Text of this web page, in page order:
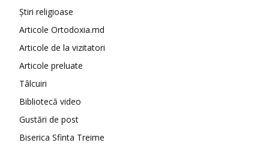
Știri religioase
Articole Ortodoxia.md
Articole de la vizitatori
Articole preluate
Tâlcuiri
Bibliotecă video
Gustări de post
Biserica Sfinta Treime